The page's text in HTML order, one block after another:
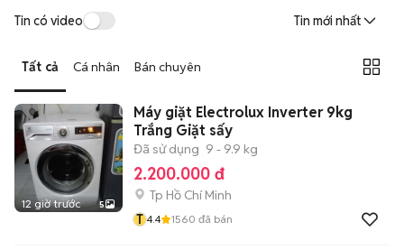
Tin có video Tin mới nhất
Tất cả Cá nhân Bán chuyên
12 giờ trước 5
Máy giặt Electrolux Inverter 9kg
Trắng Giặt sấy
Đã sử dụng 9 - 9.9 kg
2.200.000 đ
Tp Hồ Chí Minh
T 4.4 1560 đã bán